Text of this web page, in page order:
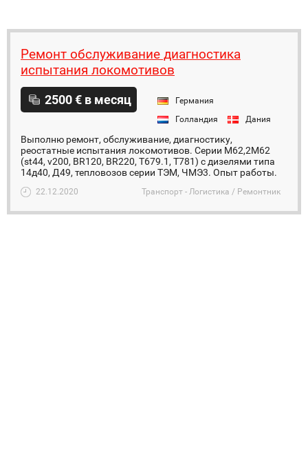
Ремонт обслуживание диагностика
испытания локомотивов
2500 € в месяц
Германия
Голландия
Дания
Выполню ремонт, обслуживание, диагностику,
реостатные испытания локомотивов. Серии М62,2М62
(st44, v200, BR120, BR220, T679.1, T781) с дизелями типа
14д40, Д49, тепловозов серии ТЭМ, ЧМЭ3. Опыт работы.
22.12.2020 Транспорт - Логистика / Ремонтник